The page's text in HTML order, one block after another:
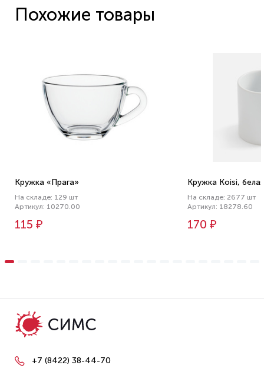
Похожие товары
Кружка «Прага»
На складе: 129 шт
Артикул: 10270.00
115 ₽
Кружка Koisi,
На складе: 2677 шт
Артикул: 18278.60
170 ₽
+7 (8422) 38-44-70